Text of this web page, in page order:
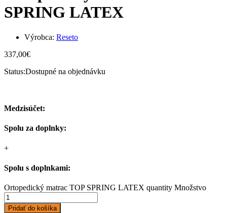
SPRING LATEX
Výrobca: Reseto
337,00€
Status:Dostupné na objednávku
Medzisúčet:
Spolu za doplnky:
+
Spolu s doplnkami:
Ortopedický matrac TOP SPRING LATEX quantity Množstvo
Pridať do košíka